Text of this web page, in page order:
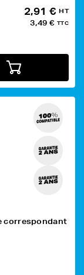
2,91 € HT
3,49 € TTC
correspondant